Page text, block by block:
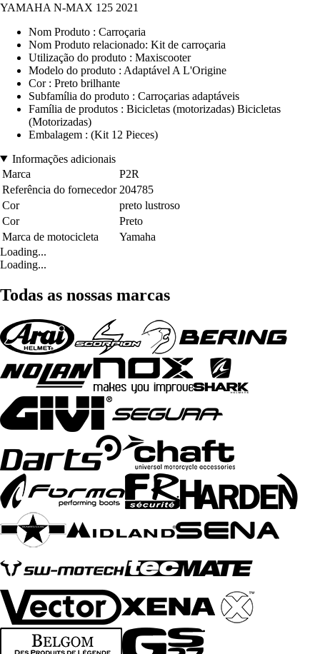
YAMAHA N-MAX 125 2021
Nom Produto : Carroçaria
Nom Produto relacionado: Kit de carroçaria
Utilização do produto : Maxiscooter
Modelo do produto : Adaptável A L'Origine
Cor : Preto brilhante
Subfamília do produto : Carroçarias adaptáveis
Família de produtos : Bicicletas (motorizadas) Bicicletas
(Motorizadas)
Embalagem : (Kit 12 Pieces)
Informações adicionais
Marca
P2R
Referência do fornecedor 204785
Cor
preto lustroso
Cor
Preto
Marca de motocicleta
Yamaha
Loading...
Loading...
Todas as nossas marcas